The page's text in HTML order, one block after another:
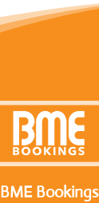
BME Bookings